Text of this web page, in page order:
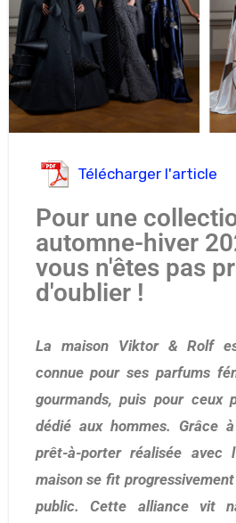
Télécharger l'article
Pour une
automne-hiver
vous n'êtes pas
d'oublier !
La maison Viktor & Rolf est aujourd’hui bien
connue pour ses parfums
gourmands, puis pour ceux
dédié aux hommes. Grâce
prêt-à-porter réalisée avec
maison se fit
public. Cette alliance vit